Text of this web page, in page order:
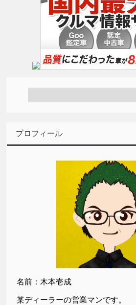
プロフィール
名前：木本壱成
某ディーラーの営業マンです。